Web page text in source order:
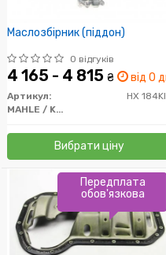
Маслозбірник (піддон)
0 відгуків
4 165 - 4 815 ₴ від 0
Артикул:
HX
MAHLE / KNECHT
Вибрати ціну
Передплата
обов'язкова